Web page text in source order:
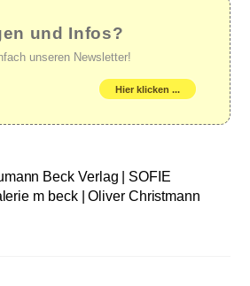
und Infos?
unseren Newsletter!
Hier klicken ...
Beck Verlag | SOFIE
m beck | Oliver Christmann